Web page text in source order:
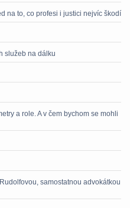
na to, co profesi i justici nejvíc škodí
služeb na dálku
a role. A v čem bychom se mohli
samostatnou advokátkou